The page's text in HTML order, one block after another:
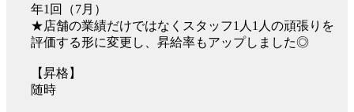
年1回（7月）
★店舗の業績だけではなくスタッフ1人1人の頑張りを
評価する形に変更し、昇給率もアップしました◎
【昇格】
随時